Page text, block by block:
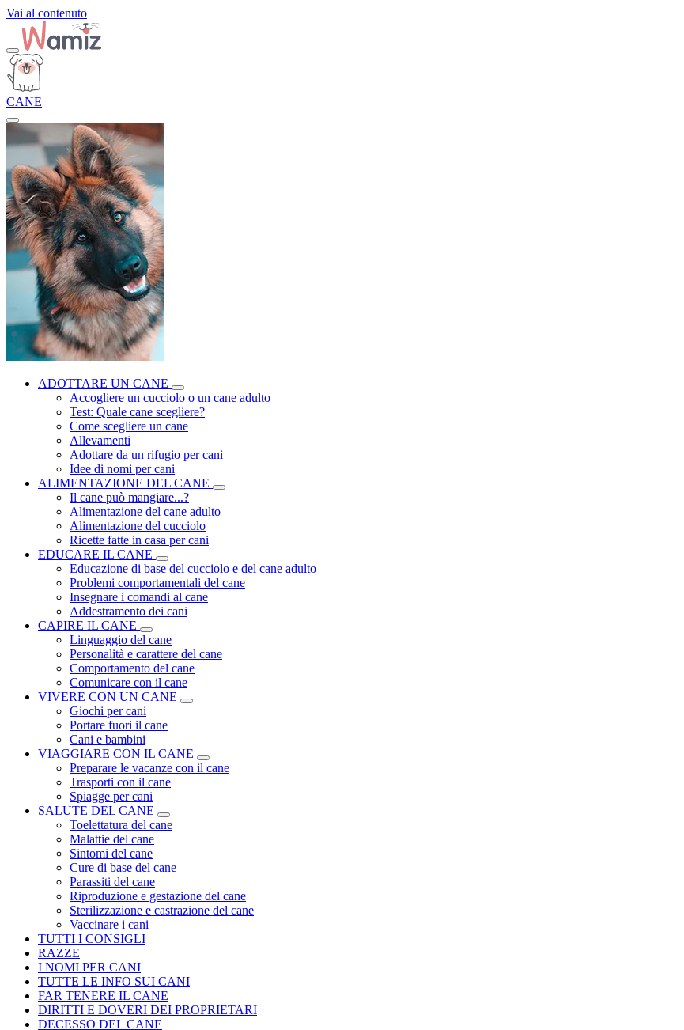
Vai al contenuto
CANE
ADOTTARE UN CANE
Accogliere un cucciolo o un cane adulto
Test: Quale cane scegliere?
Come scegliere un cane
Allevamenti
Adottare da un rifugio per cani
Idee di nomi per cani
ALIMENTAZIONE DEL CANE
Il cane può mangiare...?
Alimentazione del cane adulto
Alimentazione del cucciolo
Ricette fatte in casa per cani
EDUCARE IL CANE
Educazione di base del cucciolo e del cane adulto
Problemi comportamentali del cane
Insegnare i comandi al cane
Addestramento dei cani
CAPIRE IL CANE
Linguaggio del cane
Personalità e carattere del cane
Comportamento del cane
Comunicare con il cane
VIVERE CON UN CANE
Giochi per cani
Portare fuori il cane
Cani e bambini
VIAGGIARE CON IL CANE
Preparare le vacanze con il cane
Trasporti con il cane
Spiagge per cani
SALUTE DEL CANE
Toelettatura del cane
Malattie del cane
Sintomi del cane
Cure di base del cane
Parassiti del cane
Riproduzione e gestazione del cane
Sterilizzazione e castrazione del cane
Vaccinare i cani
TUTTI I CONSIGLI
RAZZE
I NOMI PER CANI
TUTTE LE INFO SUI CANI
FAR TENERE IL CANE
DIRITTI E DOVERI DEI PROPRIETARI
DECESSO DEL CANE